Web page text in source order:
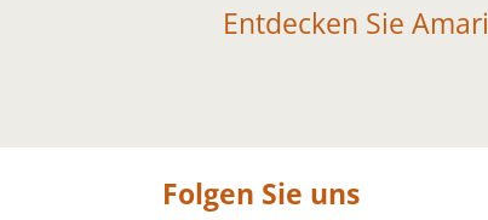
Entdecken Sie Amari
Folgen Sie uns